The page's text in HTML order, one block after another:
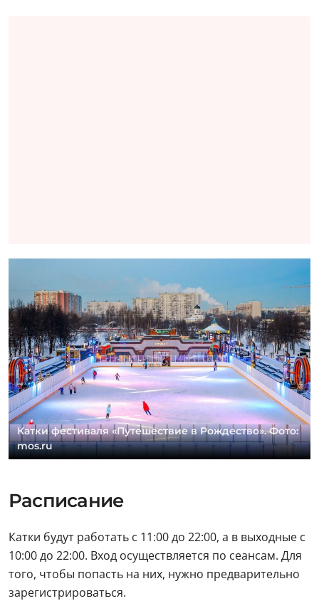
Катки фестиваля «Путешествие в Рождество». Фото:
mos.ru
Расписание
Катки будут работать с 11:00 до 22:00, а в выходные с
10:00 до 22:00. Вход осуществляется по сеансам. Для
того, чтобы попасть на них, нужно предварительно
зарегистрироваться.